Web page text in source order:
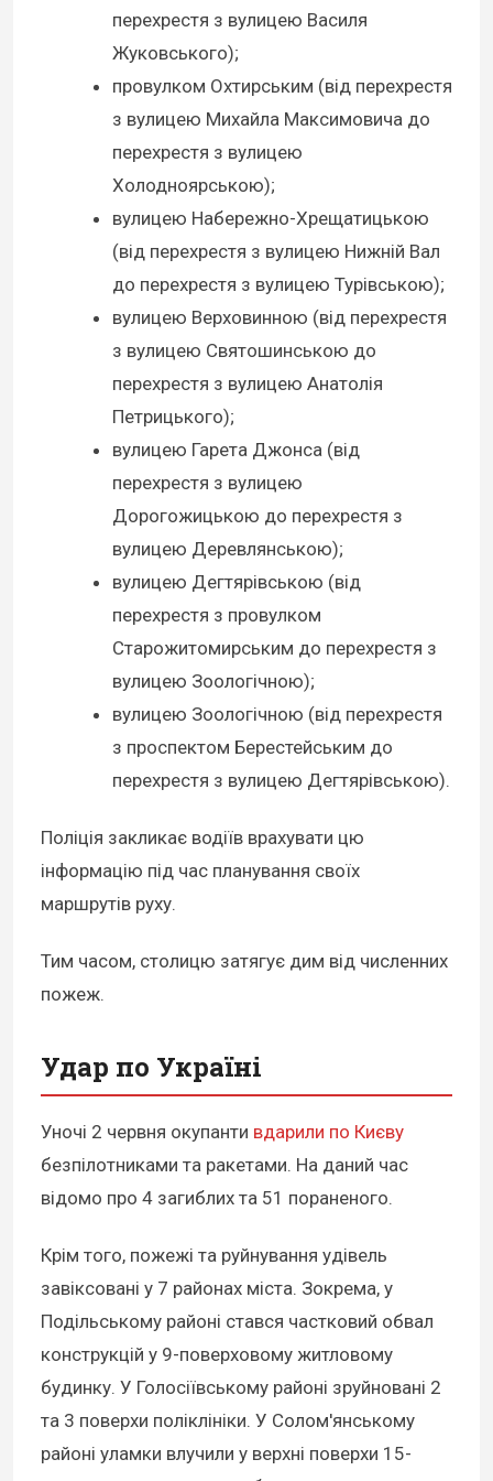
перехрестя з вулицею Василя
Жуковського);
провулком Охтирським (від перехрестя
з вулицею Михайла Максимовича до
перехрестя з вулицею
Холодноярською);
вулицею Набережно-Хрещатицькою
(від перехрестя з вулицею Нижній Вал
до перехрестя з вулицею Турівською);
вулицею Верховинною (від перехрестя
з вулицею Святошинською до
перехрестя з вулицею Анатолія
Петрицького);
вулицею Гарета Джонса (від
перехрестя з вулицею
Дорогожицькою до перехрестя з
вулицею Деревлянською);
вулицею Дегтярівською (від
перехрестя з провулком
Старожитомирським до перехрестя з
вулицею Зоологічною);
вулицею Зоологічною (від перехрестя
з проспектом Берестейським до
перехрестя з вулицею Дегтярівською).
Поліція закликає водіїв врахувати цю
інформацію під час планування своїх
маршрутів руху.
Тим часом, столицю затягує дим від численних
пожеж.
Удар по Україні
Уночі 2 червня окупанти вдарили по Києву
безпілотниками та ракетами. На даний час
відомо про 4 загиблих та 51 пораненого.
Крім того, пожежі та руйнування удівель
завіксовані у 7 районах міста. Зокрема, у
Подільському районі стався частковий обвал
конструкцій у 9-поверховому житловому
будинку. У Голосіївському районі зруйновані 2
та 3 поверхи поліклініки. У Солом'янському
районі уламки влучили у верхні поверхи 15-